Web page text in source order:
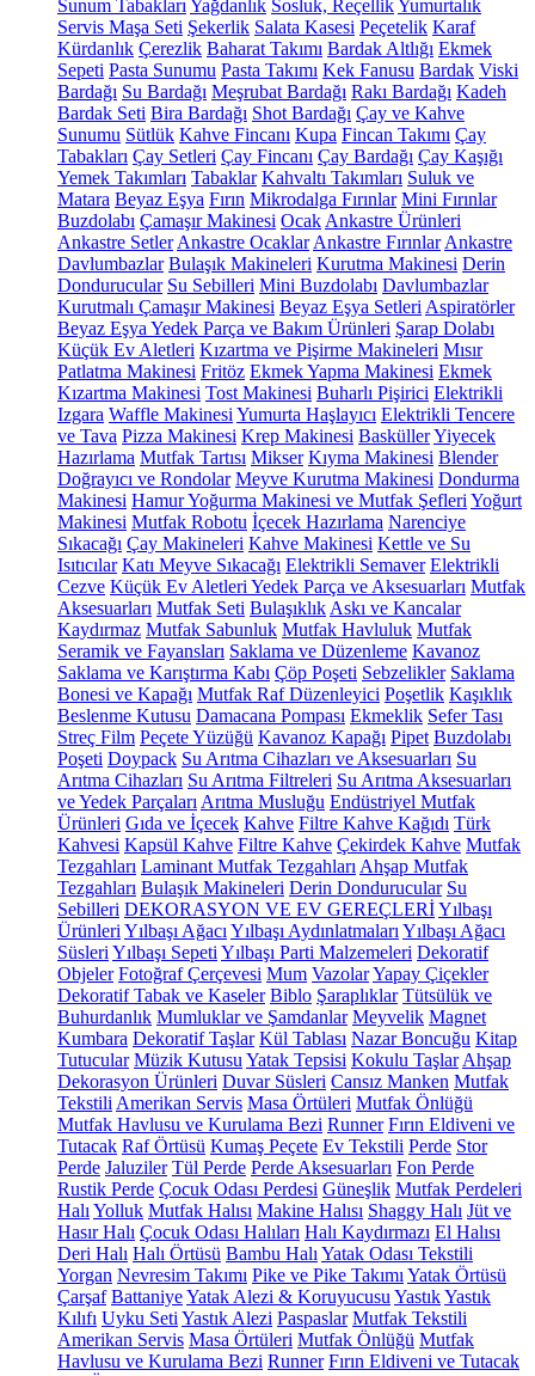
Sunum Tabakları Yağdanlık Sosluk, ReçellikYumurtalık
Servis Maşa Seti Şekerlik Salata Kasesi Peçetelik Karaf
Kürdanlık Çerezlik Baharat Takımı Bardak Altlığı Ekmek
Sepeti Pasta Sunumu Pasta Takımı Kek Fanusu Bardak Viski
Bardağı Su Bardağı Meşrubat Bardağı Rakı Bardağı Kadeh
Bardak Seti Bira Bardağı Shot Bardağı Çay ve Kahve
Sunumu Sütlük Kahve Fincanı Kupa Fincan Takımı Çay
Tabakları Çay Setleri Çay Fincanı Çay Bardağı Çay Kaşığı
Yemek Takımları Tabaklar Kahvaltı Takımları Suluk ve
Matara Beyaz Eşya Fırın Mikrodalga Fırınlar Mini Fırınlar
Buzdolabı Çamaşır Makinesi Ocak Ankastre Ürünleri
Ankastre Setler Ankastre Ocaklar Ankastre Fırınlar Ankastre
Davlumbazlar Bulaşık Makineleri Kurutma Makinesi Derin
Dondurucular Su Sebilleri Mini Buzdolabı Davlumbazlar
Kurutmalı Çamaşır Makinesi Beyaz Eşya Setleri Aspiratörler
Beyaz Eşya Yedek Parça ve Bakım Ürünleri Şarap Dolabı
Küçük Ev Aletleri Kızartma ve Pişirme Makineleri Mısır
Patlatma Makinesi Fritöz Ekmek Yapma Makinesi Ekmek
Kızartma Makinesi Tost Makinesi Buharlı Pişirici Elektrikli
Izgara Waffle Makinesi Yumurta Haşlayıcı Elektrikli Tencere
ve Tava Pizza Makinesi Krep Makinesi BasküllerYiyecek
Hazırlama Mutfak Tartısı Mikser Kıyma Makinesi Blender
Doğrayıcı ve Rondolar Meyve Kurutma Makinesi Dondurma
Makinesi Hamur Yoğurma Makinesi ve Mutfak Şefleri Yoğurt
Makinesi Mutfak Robotu İçecek Hazırlama Narenciye
Sıkacağı Çay Makineleri Kahve Makinesi Kettle ve Su
Isıtıcılar Katı Meyve Sıkacağı Elektrikli Semaver Elektrikli
Cezve Küçük Ev Aletleri Yedek Parça ve Aksesuarları Mutfak
Aksesuarları Mutfak Seti Bulaşıklık Askı ve Kancalar
Kaydırmaz Mutfak Sabunluk Mutfak Havluluk Mutfak
Seramik ve Fayansları Saklama ve Düzenleme Kavanoz
Saklama ve Karıştırma Kabı Çöp Poşeti Sebzelikler Saklama
Bonesi ve Kapağı Mutfak Raf Düzenleyici Poşetlik Kaşıklık
Beslenme Kutusu Damacana Pompası Ekmeklik Sefer Tası
Streç Film Peçete Yüzüğü Kavanoz Kapağı Pipet Buzdolabı
Poşeti Doypack Su Arıtma Cihazları ve Aksesuarları Su
Arıtma Cihazları Su Arıtma Filtreleri Su Arıtma Aksesuarları
ve Yedek Parçaları Arıtma Musluğu Endüstriyel Mutfak
Ürünleri Gıda ve İçecek Kahve Filtre Kahve Kağıdı Türk
Kahvesi Kapsül Kahve Filtre Kahve Çekirdek Kahve Mutfak
Tezgahları Laminant Mutfak Tezgahları Ahşap Mutfak
Tezgahları Bulaşık Makineleri Derin Dondurucular Su
Sebilleri DEKORASYON VE EV GEREÇLERİYılbaşı
Ürünleri Yılbaşı Ağacı Yılbaşı Aydınlatmaları Yılbaşı Ağacı
Süsleri Yılbaşı Sepeti Yılbaşı Parti Malzemeleri Dekoratif
Objeler Fotoğraf Çerçevesi Mum VazolarYapay Çiçekler
Dekoratif Tabak ve Kaseler Biblo Şaraplıklar Tütsülük ve
Buhurdanlık Mumluklar ve Şamdanlar Meyvelik Magnet
Kumbara Dekoratif Taşlar Kül Tablası Nazar Boncuğu Kitap
Tutucular Müzik Kutusu Yatak Tepsisi Kokulu Taşlar Ahşap
Dekorasyon Ürünleri Duvar Süsleri Cansız Manken Mutfak
Tekstili Amerikan Servis Masa Örtüleri Mutfak Önlüğü
Mutfak Havlusu ve Kurulama Bezi Runner Fırın Eldiveni ve
Tutacak Raf Örtüsü Kumaş Peçete Ev Tekstili Perde Stor
Perde Jaluziler Tül Perde Perde Aksesuarları Fon Perde
Rustik Perde Çocuk Odası Perdesi Güneşlik Mutfak Perdeleri
Halı Yolluk Mutfak Halısı Makine Halısı Shaggy Halı Jüt ve
Hasır Halı Çocuk Odası Halıları Halı Kaydırmazı El Halısı
Deri Halı Halı Örtüsü Bambu Halı Yatak Odası Tekstili
Yorgan Nevresim Takımı Pike ve Pike Takımı Yatak Örtüsü
Çarşaf BattaniyeYatak Alezi & Koruyucusu YastıkYastık
Kılıfı Uyku Seti Yastık Alezi Paspaslar Mutfak Tekstili
Amerikan Servis Masa Örtüleri Mutfak Önlüğü Mutfak
Havlusu ve Kurulama Bezi Runner Fırın Eldiveni ve Tutacak